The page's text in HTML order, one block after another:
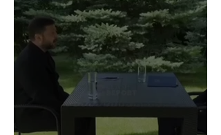
incendies du Cap-Ferret,
son témoignage poignant